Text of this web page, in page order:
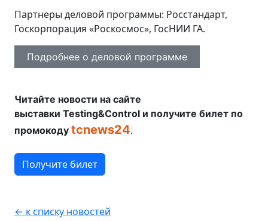
Партнеры деловой программы: Росстандарт,
Госкорпорация «Роскосмос», ГосНИИ ГА.
Подробнее о деловой программе
Читайте новости на сайте
выставки Testing&Control и получите билет по
промокоду tcnews24.
Получите билет
← к списку новостей